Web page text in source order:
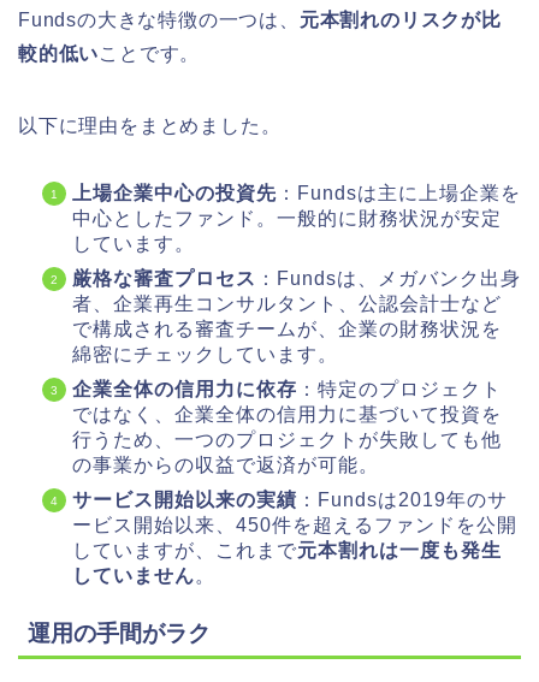
Fundsの大きな特徴の一つは、 元本割れのリスクが比
較的低いことです。
以下に理由をまとめました。
上場企業中心の投資先 ：Fundsは主に上場企業を
中心としたファンド。一般的に財務状況が安定
しています。
厳格な審査プロセス ：Fundsは、メガバンク出身
者、企業再生コンサルタント、公認会計士など
で構成される審査チームが、企業の財務状況を
綿密にチェックしています。
企業全体の信用力に依存 ：特定のプロジェクト
ではなく、企業全体の信用力に基づいて投資を
行うため、一つのプロジェクトが失敗しても他
の事業からの収益で返済が可能。
サービス開始以来の実績 ：Fundsは2019年のサ
ービス開始以来、450件を超えるファンドを公開
していますが、これまで元本割れは一度も発生
していません。
運用の手間がラク